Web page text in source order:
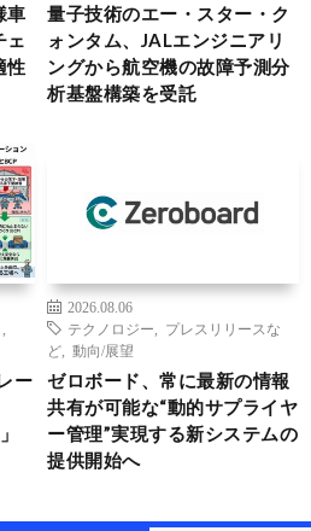
車
ェ
性
量子技術のエー・スター・ク
ォンタム、JALエンジニアリ
ングから航空機の故障予測分
析基盤構築を受託
ー
2026.08.06
テクノロジー
プレスリリースな
ど
動向/展望
ゼロボード、常に最新の情報
共有が可能な“動的サプライヤ
ー管理”実現する新システムの
提供開始へ